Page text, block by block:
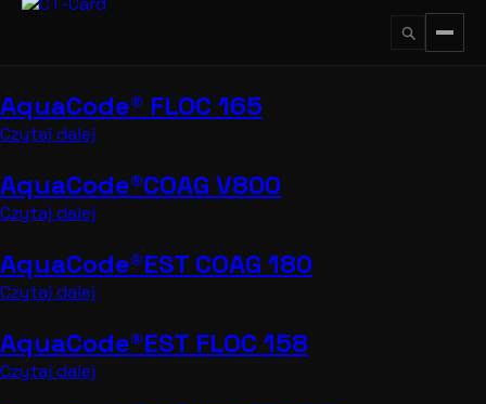
Przejdź
AquaCode® FLOC 165
Czytaj dalej
AquaCode®COAG V800
Czytaj dalej
AquaCode®EST COAG 180
Czytaj dalej
AquaCode®EST FLOC 158
Czytaj dalej